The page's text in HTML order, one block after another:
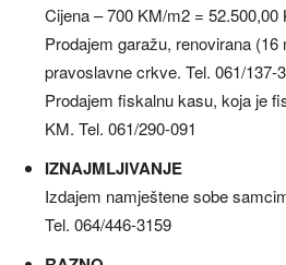
Cijena – 700 KM/m2 = 52.500,00
Prodajem garažu, renovirana
pravoslavne crkve. Tel. 061/137-
Prodajem fiskalnu kasu, koja je
KM. Tel. 061/290-091
IZNAJMLJIVANJE
Izdajem namještene sobe
Tel. 064/446-3159